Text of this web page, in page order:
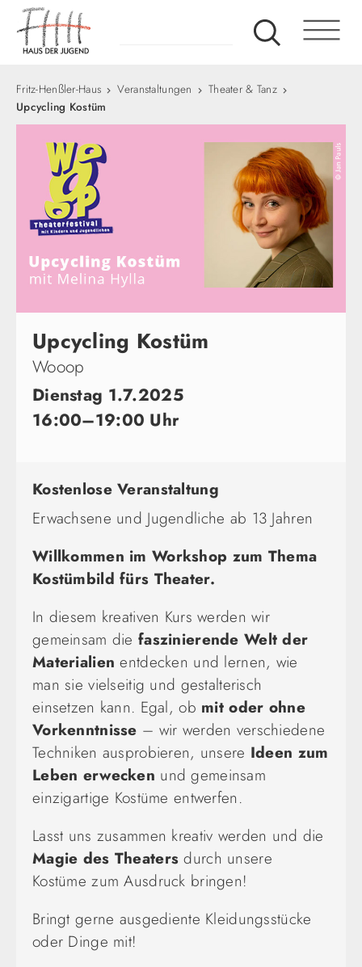
Fritz-Henßler-Haus Veranstaltungen
Theater & Tanz
Upcycling Kostüm
Upcycling Kostüm
Wooop
Dienstag 1.7.2025
16:00–19:00 Uhr
Kostenlose Veranstaltung
Erwachsene und Jugendliche ab 13 Jahren
Willkommen im Workshop zum Thema
Kostümbild fürs Theater.
In diesem kreativen Kurs werden wir
gemeinsam die faszinierende Welt der
Materialien entdecken und lernen, wie
man sie vielseitig und gestalterisch
einsetzen kann. Egal, ob mit oder ohne
Vorkenntnisse – wir werden verschiedene
Techniken ausprobieren, unsere Ideen zum
Leben erwecken und gemeinsam
einzigartige Kostüme entwerfen.
Lasst uns zusammen kreativ werden und die
Magie des Theaters durch unsere
Kostüme zum Ausdruck bringen!
Bringt gerne ausgediente Kleidungsstücke
oder Dinge mit!